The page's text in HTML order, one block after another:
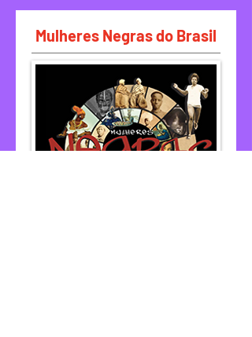
Mulheres Negras do Brasil